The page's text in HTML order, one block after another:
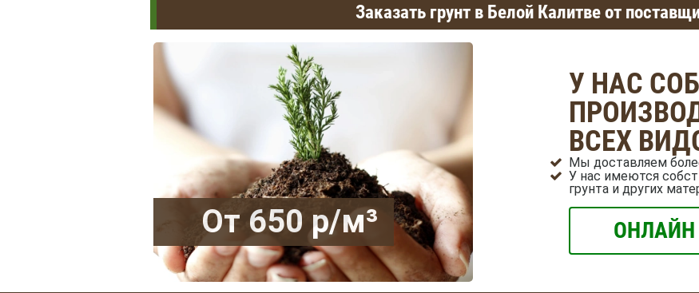
Заказать грунт в Белой Калитве от
От 650 р/м³
У НАС
ВСЕХ
Мы доставляем
У нас имеются
грунта и других
ОНЛАЙН